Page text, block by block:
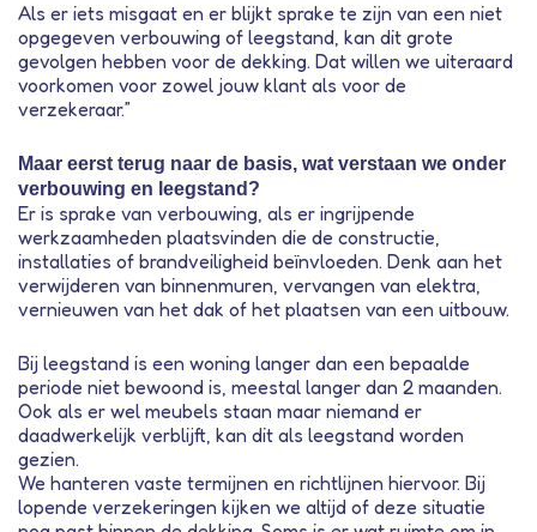
Als er iets misgaat en er blijkt sprake te zijn van een niet
opgegeven verbouwing of leegstand, kan dit grote
gevolgen hebben voor de dekking. Dat willen we uiteraard
voorkomen voor zowel jouw klant als voor de
verzekeraar.”
Maar eerst terug naar de basis, wat verstaan we onder
verbouwing en leegstand?
Er is sprake van verbouwing, als er ingrijpende
werkzaamheden plaatsvinden die de constructie,
installaties of brandveiligheid beïnvloeden. Denk aan het
verwijderen van binnenmuren, vervangen van elektra,
vernieuwen van het dak of het plaatsen van een uitbouw.
Bij leegstand is een woning langer dan een bepaalde
periode niet bewoond is, meestal langer dan 2 maanden.
Ook als er wel meubels staan maar niemand er
daadwerkelijk verblijft, kan dit als leegstand worden
gezien.
We hanteren vaste termijnen en richtlijnen hiervoor. Bij
lopende verzekeringen kijken we altijd of deze situatie